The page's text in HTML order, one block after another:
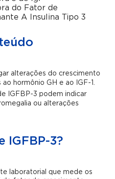
do Fator de
A Insulina Tipo 3
alterações do crescimento
hormônio GH e ao IGF-1.
IGFBP-3 podem indicar
ou alterações
IGFBP-3?
laboratorial que mede os